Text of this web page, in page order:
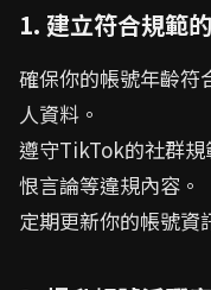
1. 建立符合規範
確保你的帳號年齡
人資料。
遵守TikTok的社群規
恨言論等違規內容。
定期更新你的帳號資